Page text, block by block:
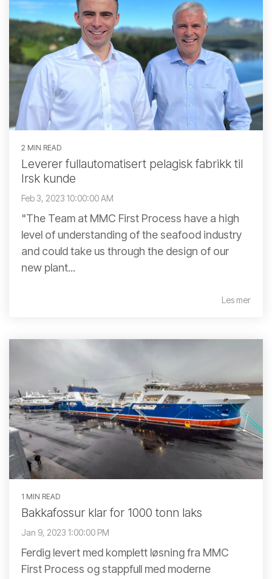
2 MIN READ
Leverer fullautomatisert pelagisk fabrikk til
Irsk kunde
Feb 3, 2023 10:00:00 AM
"The Team at MMC First Process have a high
level of understanding of the seafood industry
and could take us through the design of our
new plant...
Les mer
1 MIN READ
Bakkafossur klar for 1000 tonn laks
Jan 9, 2023 1:00:00 PM
Ferdig levert med komplett løsning fra MMC
First Process og stappfull med moderne